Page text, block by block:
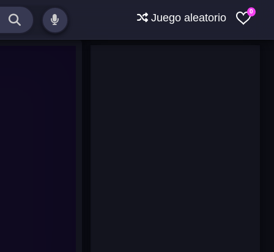
0
Juego aleatorio